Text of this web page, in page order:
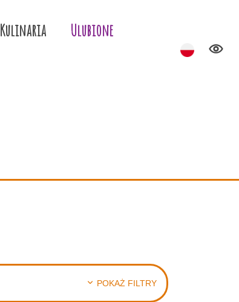
Kulinaria
Ulubione
POKAŻ FILTRY